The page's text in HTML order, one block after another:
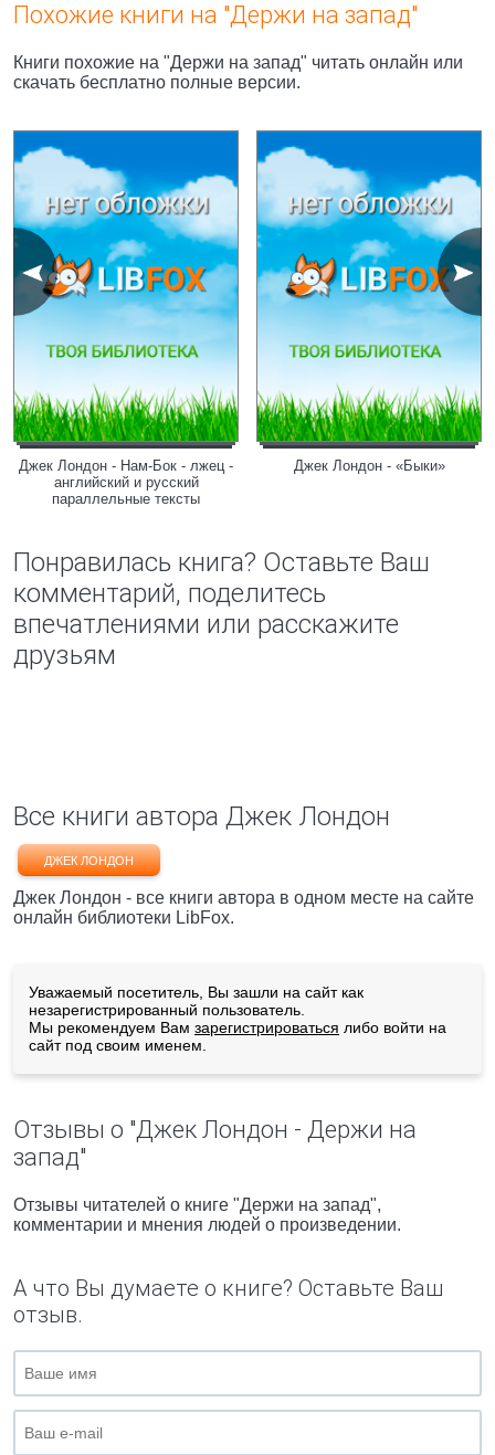
Похожие книги на "Держи на запад"
Книги похожие на "Держи на запад" читать онлайн или
скачать бесплатно полные версии.
Джек Лондон - Нам-Бок - лжец -
английский и русский
параллельные тексты
Джек Лондон - «Быки»
Понравилась книга? Оставьте Ваш
комментарий, поделитесь
впечатлениями или расскажите
друзьям
Все книги автора Джек Лондон
ДЖЕК ЛОНДОН
Джек Лондон - все книги автора в одном месте на сайте
онлайн библиотеки LibFox.
Уважаемый посетитель, Вы зашли на сайт как
незарегистрированный пользователь.
Мы рекомендуем Вам зарегистрироваться либо войти на
сайт под своим именем.
Отзывы о "Джек Лондон - Держи на
запад"
Отзывы читателей о книге "Держи на запад",
комментарии и мнения людей о произведении.
А что Вы думаете о книге? Оставьте Ваш
отзыв.